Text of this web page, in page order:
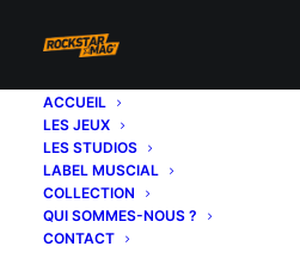
ACCUEIL
LES JEUX
LES STUDIOS
LABEL MUSCIAL
COLLECTION
QUI SOMMES-NOUS ?
CONTACT